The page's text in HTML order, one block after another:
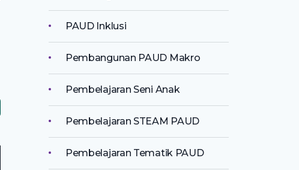
PAUD Inklusi
Pembangunan PAUD Makro
Pembelajaran Seni Anak
Pembelajaran STEAM PAUD
Pembelajaran Tematik PAUD